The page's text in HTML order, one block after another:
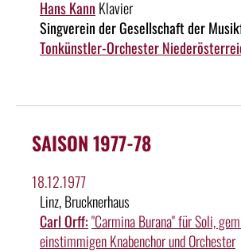
Hans Kann Klavier
Singverein der Gesellschaft der
Tonkünstler-Orchester
SAISON 1977-78
18.12.1977
Linz, Brucknerhaus
Carl Orff:"Carmina Burana" für Soli,
einstimmigen Knabenchor und Orchester